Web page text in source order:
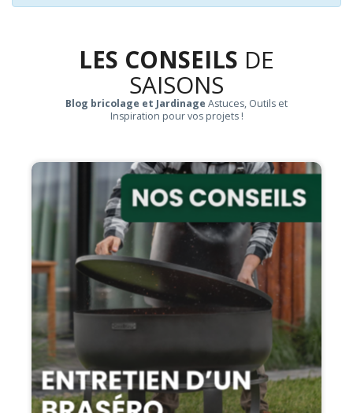
LES CONSEILS DE
SAISONS
Blog bricolage et Jardinage Astuces, Outils et
Inspiration pour vos projets !